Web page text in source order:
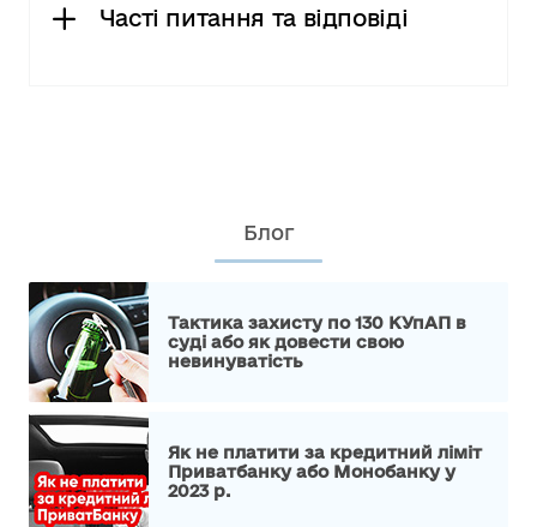
Часті питання та відповіді
Блог
Тактика захисту по 130 КУпАП в
суді або як довести свою
невинуватість
Як не платити за кредитний ліміт
Приватбанку або Монобанку у
2023 р.